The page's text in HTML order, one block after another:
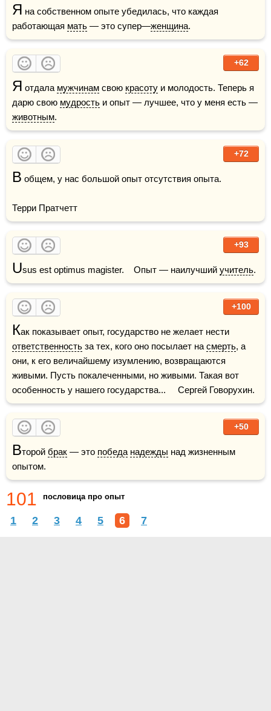
Я на собственном опыте убедилась, что каждая
работающая мать — это супер—женщина.
+62
Я отдала мужчинам свою красоту и молодость. Теперь я
дарю свою мудрость
животным.
+72
В общем, у нас большой опыт отсутствия опыта.
Терри Пратчетт
+93
Usus est optimus magister.    Опыт — наилучший учитель.
+100
К
ответственность за тех, кого оно посылает на смерть, а
они, к его величайшему изумлению, возвращаются
живыми. Пусть покалеченными, но живыми. Такая вот
особенность у нашего государства...     Сергей Говорухин.
+50
Второй брак — это победа надежды над жизненным
опытом.
101 пословица про опыт
1 2 3 4 5 6 7